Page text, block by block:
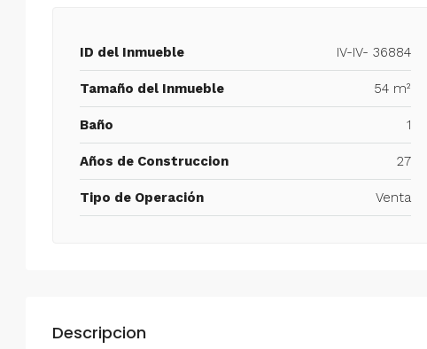
ID del Inmueble IV-IV- 36884
Tamaño del Inmueble 54 m²
Baño 1
Años de Construccion 27
Tipo de Operación Venta
Descripcion